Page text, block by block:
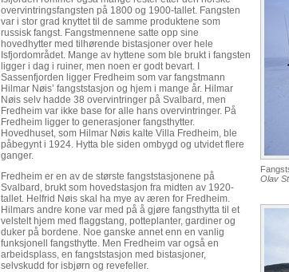
Olav
overvintringsfangsten på 1800 og 1900-tallet. Fangsten
var i stor grad knyttet til de samme produktene som
russisk fangst. Fangstmennene satte opp sine
hovedhytter med tilhørende bistasjoner over hele
Isfjordområdet. Mange av hyttene som ble brukt i fangsten
ligger i dag i ruiner, men noen er godt bevart. I
Sassenfjorden ligger Fredheim som var fangstmann
Hilmar Nøis’ fangststasjon og hjem i mange år. Hilmar
Nøis selv hadde 38 overvintringer på Svalbard, men
Fredheim var ikke base for alle hans overvintringer. På
Fredheim ligger to generasjoner fangsthytter.
Hovedhuset, som Hilmar Nøis kalte Villa Fredheim, ble
påbegynt i 1924. Hytta ble siden ombygd og utvidet flere
ganger.
Fredheim er en av de største fangststasjonene på
Svalbard, brukt som hovedstasjon fra midten av 1920-
tallet. Helfrid Nøis skal ha mye av æren for Fredheim.
Hilmars andre kone var med på å gjøre fangsthytta til et
velstelt hjem med flaggstang, potteplanter, gardiner og
duker på bordene. Noe ganske annet enn en vanlig
funksjonell fangsthytte. Men Fredheim var også en
arbeidsplass, en fangststasjon med bistasjoner,
selvskudd for isbjørn og revefeller.